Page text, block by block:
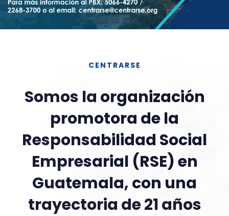
CENTRARSE
Somos la organización
promotora de la
Responsabilidad Social
Empresarial (RSE) en
Guatemala, con una
trayectoria de 21 años